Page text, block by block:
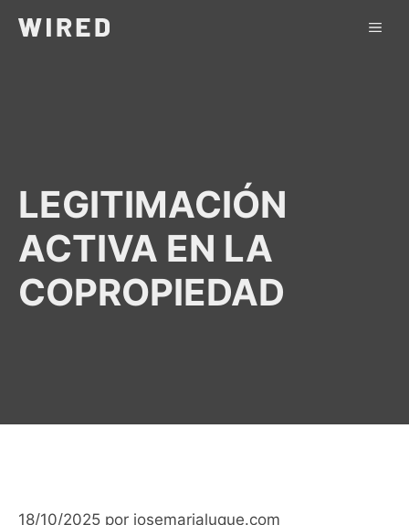
LEGITIMACIÓN
ACTIVA EN LA
COPROPIEDAD
18/10/2025 por josemarialuque.com